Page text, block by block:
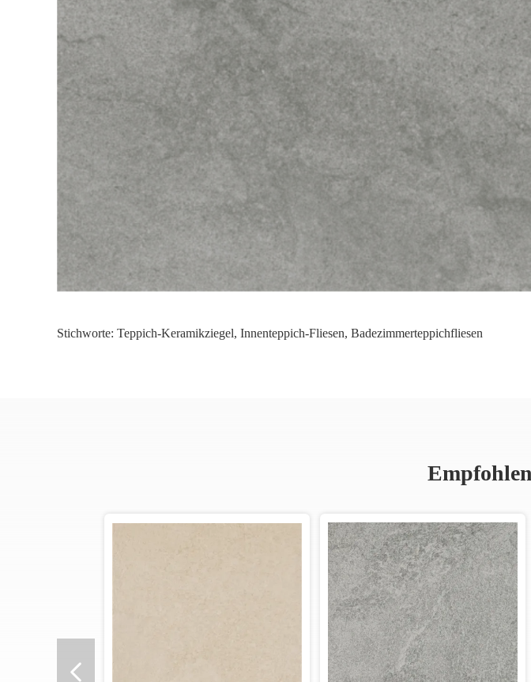
Stichworte: Teppich-Keramikziegel, Innenteppich-Fliesen, Badezimmerteppichfliesen